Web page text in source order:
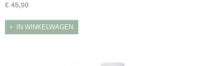
€ 45,00
IN WINKELWAGEN